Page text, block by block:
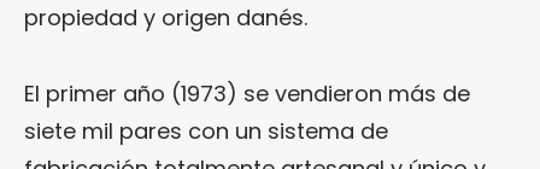
propiedad y origen danés.
El primer año (1973) se vendieron más de
siete mil pares con un sistema de